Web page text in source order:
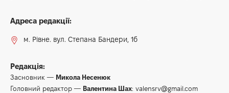
Адреса редакції:
м. Рівне. вул. Степана Бандери, 1б
Редакція:
Засновник — Микола Несенюк
Головний редактор — Валентина Шах: valensrv@gmail.com